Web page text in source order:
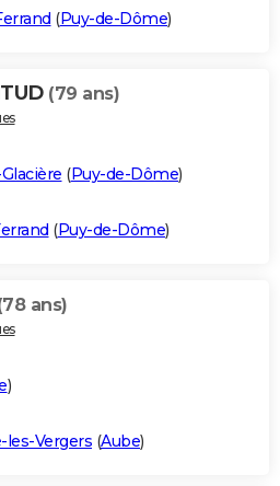
(Puy-de-Dôme)
(79 ans)
(Puy-de-Dôme)
(Puy-de-Dôme)
ans)
)
les-Vergers (Aube)